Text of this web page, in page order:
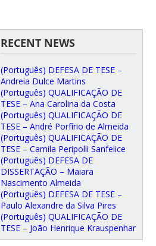
RECENT NEWS
(Português) DEFESA DE TESE –
Andreia Dulce Martins
(Português) QUALIFICAÇÃO DE
TESE – Ana Carolina da Costa
(Português) QUALIFICAÇÃO DE
TESE – André Porfírio de Almeida
(Português) QUALIFICAÇÃO DE
TESE – Camila Peripolli Sanfelice
(Português) DEFESA DE
DISSERTAÇÃO – Maiara
Nascimento Almeida
(Português) DEFESA DE TESE –
Paulo Alexandre da Silva Pires
(Português) QUALIFICAÇÃO DE
TESE – João Henrique Krauspenhar